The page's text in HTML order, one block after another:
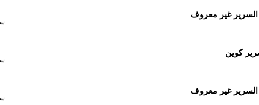
السرير غير معروف
السرير غير معروف